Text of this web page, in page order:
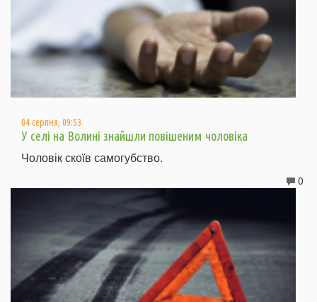
04 серпня, 09:53
У селі на Волині знайшли повішеним чоловіка
Чоловік скоїв самогубство.
0